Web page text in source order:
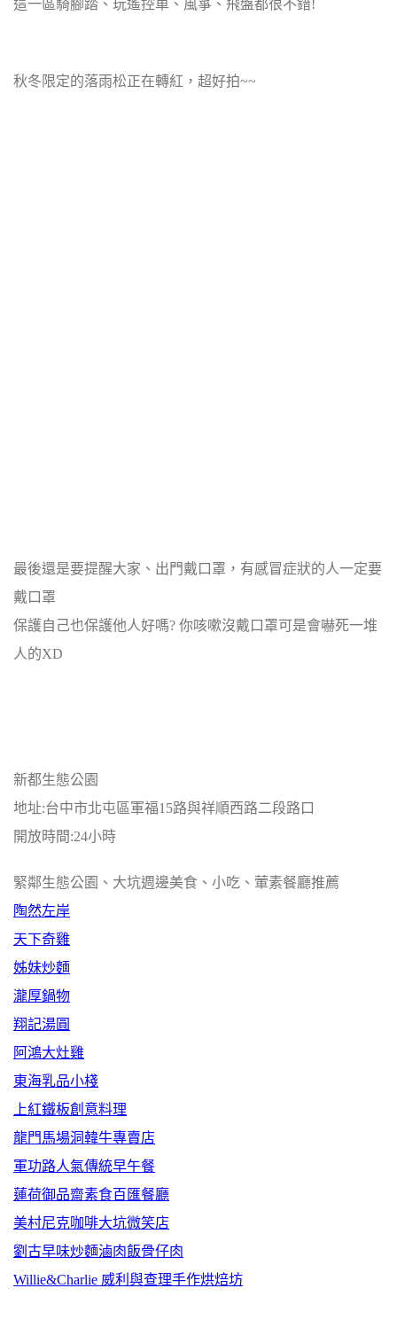
這一區騎腳踏、玩遙控車、風箏、飛盤都很不錯!
秋冬限定的落雨松正在轉紅，超好拍~~
最後還是要提醒大家、出門戴口罩，有感冒症狀的人一定要
戴口罩
保護自己也保護他人好嗎? 你咳嗽沒戴口罩可是會嚇死一堆
人的XD
新都生態公園
地址:台中市北屯區軍福15路與祥順西路二段路口
開放時間:24小時
緊鄰生態公園、大坑週邊美食、小吃、葷素餐廳推薦
陶然左岸
天下奇雞
姊妹炒麵
瀧厚鍋物
翔記湯圓
阿鴻大灶雞
東海乳品小棧
上紅鐵板創意料理
龍門馬場洞韓牛專賣店
軍功路人氣傳統早午餐
蓮荷御品齋素食百匯餐廳
美村尼克咖啡大坑微笑店
劉古早味炒麵滷肉飯骨仔肉
Willie&Charlie 威利與查理手作烘焙坊